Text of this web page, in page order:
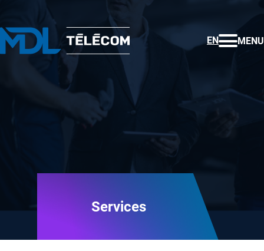
EN MENU
Services